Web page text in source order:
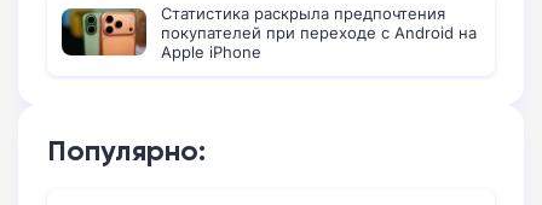
Статистика раскрыла предпочтения
покупателей при переходе с Android на
Apple iPhone
Популярно: